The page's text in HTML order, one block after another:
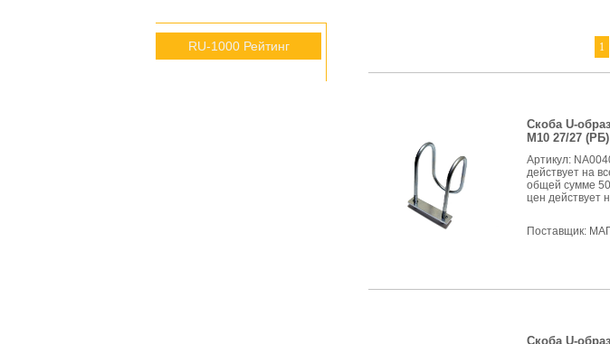
RU-1000 Рейтинг 1
Скоба U-
М10 27/27 (РБ)
Артикул:
действует на
общей сумме
цен действует
Поставщик:
Скоба U-